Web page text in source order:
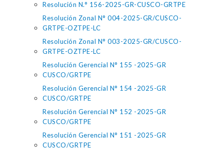
Resolución N.° 156-2025-GR-CUSCO-GRTPE
Resolución Zonal N° 004-2025-GR/CUSCO-
GRTPE-OZTPE-LC
Resolución Zonal N° 003-2025-GR/CUSCO-
GRTPE-OZTPE-LC
Resolución Gerencial N° 155 -2025-GR
CUSCO/GRTPE
Resolución Gerencial N° 154 -2025-GR
CUSCO/GRTPE
Resolución Gerencial N° 152 -2025-GR
CUSCO/GRTPE
Resolución Gerencial N° 151 -2025-GR
CUSCO/GRTPE